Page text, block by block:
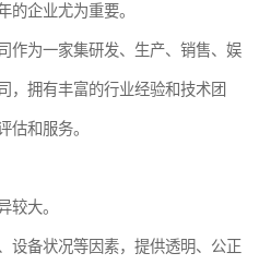
的企业尤为重要。
作为一家集研发、生产、销售、娱
，拥有丰富的行业经验和技术团
估和服务。
较大。
设备状况等因素，提供透明、公正